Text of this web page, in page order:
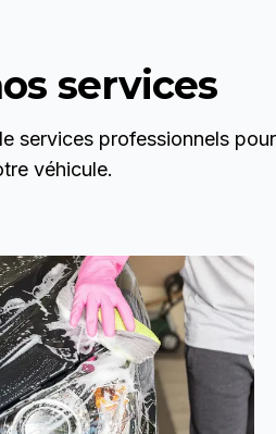
services
services professionnels
véhicule.